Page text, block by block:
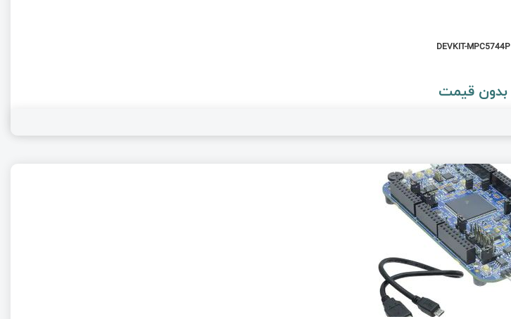
DEVKIT-MPC5744P
بدون قیمت